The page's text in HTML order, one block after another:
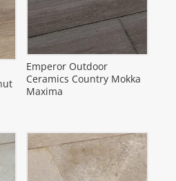
Emperor Outdoor
Ceramics Country Mokka
Maxima